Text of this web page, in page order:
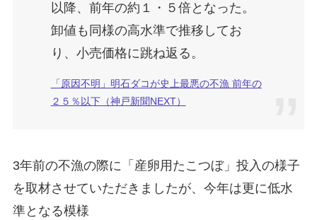
以降、前年の約１・５倍となった。
卸値も同様の高水準で推移してお
り、小売価格に跳ね返る。
「原因不明」明石ダコが史上最悪の不漁 前年の
２５％以下（神戸新聞NEXT）
3年前の不漁の際に「産卵用たこつぼ」投入の様子
を取材させていただきましたが、今年は更に低水
準となる模様